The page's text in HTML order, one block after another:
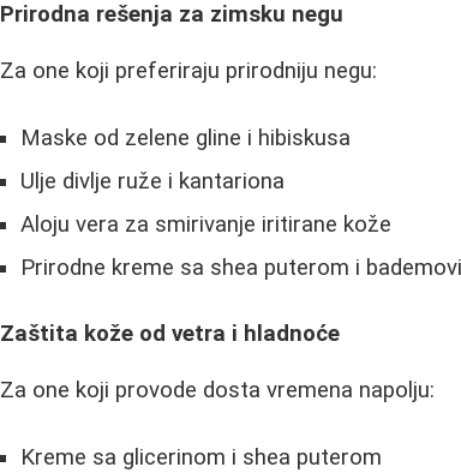
Prirodna rešenja za zimsku negu
Za one koji preferiraju prirodniju negu:
Maske od zelene gline i hibiskusa
Ulje divlje ruže i kantariona
Aloju vera za smirivanje iritirane kože
Prirodne kreme sa shea puterom i
Zaštita kože od vetra i hladnoće
Za one koji provode dosta vremena napolju:
Kreme sa glicerinom i shea puterom